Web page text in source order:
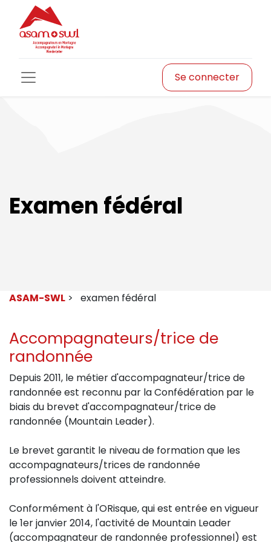
Se connecter
Examen fédéral
ASAM-SWL > examen fédéral
Accompagnateurs/trice de
randonnée
Depuis 2011, le métier d'accompagnateur/trice de
randonnée est reconnu par la Confédération par le
biais du brevet d'accompagnateur/trice de
randonnée (Mountain Leader).
Le brevet garantit le niveau de formation que les
accompagnateurs/trices de randonnée
professionnels doivent atteindre.
Conformément à l'ORisque, qui est entrée en vigueur
le 1er janvier 2014, l'activité de Mountain Leader
(accompagnateur de randonnée professionnel) est